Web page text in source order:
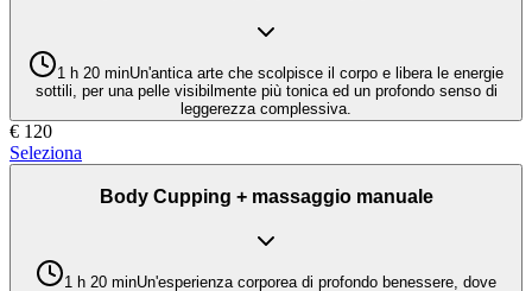
1 h 20 minUn'antica arte che scolpisce il corpo e libera le energie
sottili, per una pelle visibilmente più tonica ed un profondo senso di
leggerezza complessiva.
€ 120
Seleziona
Body Cupping + massaggio manuale
1 h 20 minUn'esperienza corporea di profondo benessere, dove